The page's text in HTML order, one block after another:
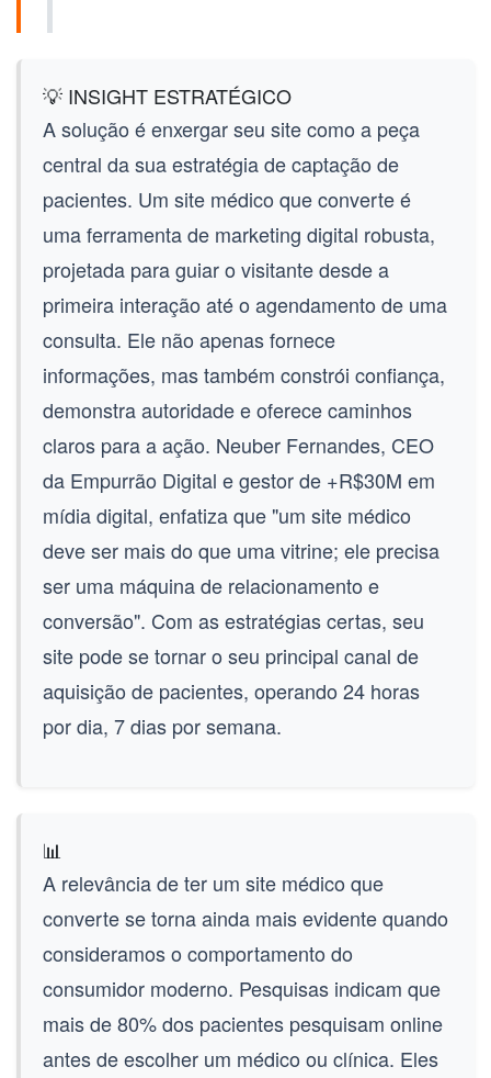
💡 INSIGHT ESTRATÉGICO
A solução é enxergar seu site como a peça
central da sua estratégia de captação de
pacientes. Um site médico que converteé
uma ferramenta de marketing digital robusta,
projetada para guiar o visitante desde a
primeira interação até o agendamento de uma
consulta. Ele não apenas fornece
informações, mas também constrói confiança,
demonstra autoridade e oferece caminhos
claros para a ação. Neuber Fernandes, CEO
da Empurrão Digital e gestor de +R$30M em
mídia digital, enfatiza que "um site médico
deve ser mais do que uma vitrine; ele precisa
ser uma máquina de relacionamento e
conversão". Com as estratégias certas, seu
site pode se tornar o seu principal canal de
aquisição de pacientes, operando 24 horas
por dia, 7 dias por semana.
📊
A relevância de ter um site médico que
convertese torna ainda mais evidente quando
consideramos o comportamento do
consumidor moderno. Pesquisas indicam que
mais de 80% dos pacientes pesquisam online
antes de escolher um médico ou clínica. Eles